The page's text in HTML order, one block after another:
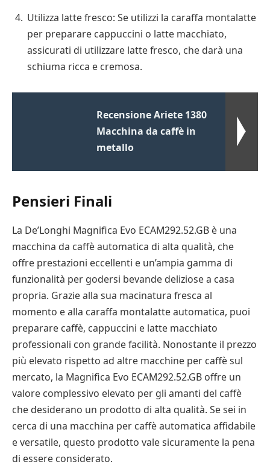
Utilizza latte fresco: Se utilizzi la caraffa montalatte
per preparare cappuccini o latte macchiato,
assicurati di utilizzare latte fresco, che darà una
schiuma ricca e cremosa.
Recensione Ariete 1380
Macchina da caffè in
metallo
Pensieri Finali
La De’Longhi Magnifica Evo ECAM292.52.GB è una
macchina da caffè automatica di alta qualità, che
offre prestazioni eccellenti e un’ampia gamma di
funzionalità per godersi bevande deliziose a casa
propria. Grazie alla sua macinatura fresca al
momento e alla caraffa montalatte automatica, puoi
preparare caffè, cappuccini e latte macchiato
professionali con grande facilità. Nonostante il prezzo
più elevato rispetto ad altre macchine per caffè sul
mercato, la Magnifica Evo ECAM292.52.GB offre un
valore complessivo elevato per gli amanti del caffè
che desiderano un prodotto di alta qualità. Se sei in
cerca di una macchina per caffè automatica affidabile
e versatile, questo prodotto vale sicuramente la pena
di essere considerato.